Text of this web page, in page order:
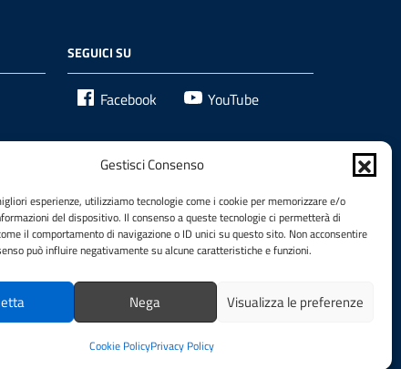
Gestisci Consenso
esperienze, utilizziamo tecnologie come i cookie per memorizzare e/o
del dispositivo. Il consenso a queste tecnologie ci permetterà di
il comportamento di navigazione o ID unici su questo sito. Non acconsentire
può influire negativamente su alcune caratteristiche e funzioni.
Nega Visualizza le preferenze
Cookie PolicyPrivacy Policy
SEGUICI SU
Facebook YouTube